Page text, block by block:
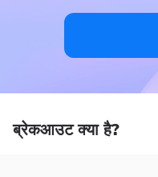
ब्रेकआउट क्या है?